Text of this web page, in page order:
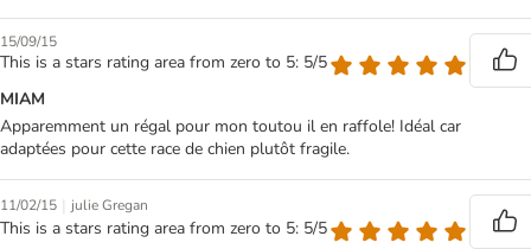
15/09/15
This is a stars rating area from zero to 5: 5/5
MIAM
Apparemment un régal pour mon toutou il en raffole! Idéal car
adaptées pour cette race de chien plutôt fragile.
11/02/15 | julie Gregan
This is a stars rating area from zero to 5: 5/5